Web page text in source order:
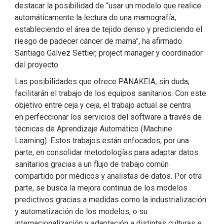
destacar la posibilidad de “usar un modelo que realice
automáticamente la lectura de una mamografía,
estableciendo el área de tejido denso y prediciendo el
riesgo de padecer cáncer de mama”, ha afirmado
Santiago Gálvez Settier, project manager y coordinador
del proyecto.
Las posibilidades que ofrece PANAKEIA, sin duda,
facilitarán el trabajo de los equipos sanitarios. Con este
objetivo entre ceja y ceja, el trabajo actual se centra
en perfeccionar los servicios del software a través de
técnicas de Aprendizaje Automático (Machine
Learning). Estos trabajos están enfocados, por una
parte, en consolidar metodologías para adaptar datos
sanitarios gracias a un flujo de trabajo común
compartido por médicos y analistas de datos. Por otra
parte, se busca la mejora continua de los modelos
predictivos gracias a medidas como la industrialización
y automatización de los modelos, o su